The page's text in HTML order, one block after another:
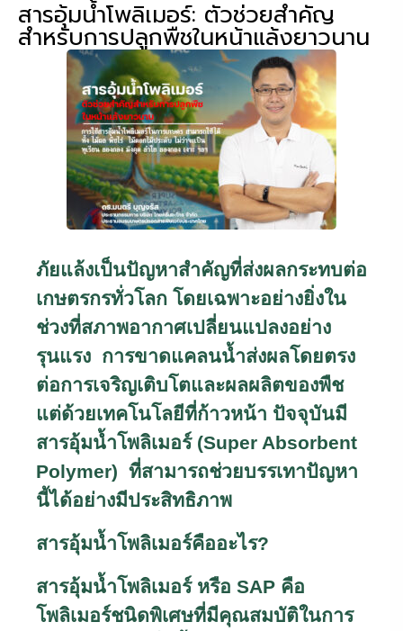
สารอุ้มน้ำโพลิเมอร์: ตัวช่วยสำคัญ
สำหรับการปลูกพืชในหน้าแล้งยาวนาน
ภัยแล้งเป็นปัญหาสำคัญที่ส่งผลกระทบต่อ
เกษตรกรทั่วโลก โดยเฉพาะอย่างยิ่งใน
ช่วงที่สภาพอากาศเปลี่ยนแปลงอย่าง
รุนแรง การขาดแคลนน้ำส่งผลโดยตรง
ต่อการเจริญเติบโตและผลผลิตของพืช
แต่ด้วยเทคโนโลยีที่ก้าวหน้า ปัจจุบันมี
สารอุ้มน้ำโพลิเมอร์ (Super Absorbent
Polymer) ที่สามารถช่วยบรรเทาปัญหา
นี้ได้อย่างมีประสิทธิภาพ
สารอุ้มน้ำโพลิเมอร์คืออะไร?
สารอุ้มน้ำโพลิเมอร์ หรือ SAP คือ
โพลิเมอร์ชนิดพิเศษที่มีคุณสมบัติในการ